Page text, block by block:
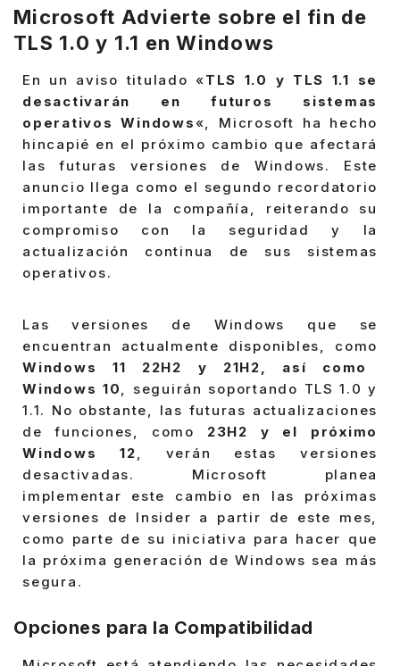
Microsoft Advierte sobre el fin de
TLS 1.0 y 1.1 en Windows
En un aviso titulado «TLS 1.0 y TLS 1.1 se
desactivarán en futuros sistemas
operativos Windows «, Microsoft ha hecho
hincapié en el próximo cambio que afectará
las futuras versiones de Windows. Este
anuncio llega como el segundo recordatorio
importante de la compañía, reiterando su
compromiso con la seguridad y la
actualización continua de sus sistemas
operativos.
Las versiones de Windows que se
encuentran actualmente disponibles, como
Windows 11 22H2 y 21H2, así como
Windows 10, seguirán soportando TLS 1.0 y
1.1. No obstante, las futuras actualizaciones
de funciones, como 23H2 y el próximo
Windows 12, verán estas versiones
desactivadas. Microsoft planea
implementar este cambio en las próximas
versiones de Insider a partir de este mes,
como parte de su iniciativa para hacer que
la próxima generación de Windows sea más
segura.
Opciones para la Compatibilidad